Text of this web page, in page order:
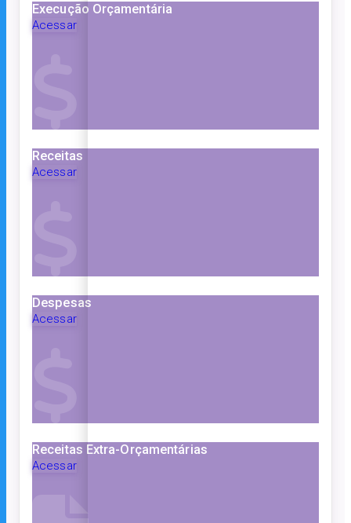
Execução Orçamentária
Acessar
Receitas
Acessar
Despesas
Acessar
Receitas Extra-Orçamentárias
Acessar